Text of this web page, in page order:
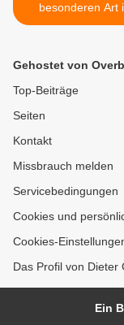
besonderen Art
Vituskirche:
Gehostet von
Top-Beiträge
Seiten
Kontakt
Missbrauch melden
Servicebedingungen
Cookies und
Cookies-
Das Profil von Dieter
Ein